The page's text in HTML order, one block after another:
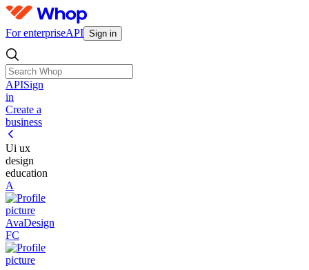
For enterpriseAPI Sign in
APISign
in
Create a
business
Ui ux
design
education
A
AvaDesign
FC